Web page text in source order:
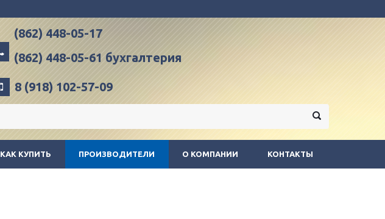
(862) 448-05-17
(862) 448-05-61 бухгалтерия
8 (918) 102-57-09
КАК КУПИТЬ ПРОИЗВОДИТЕЛИ О КОМПАНИИ КОНТАКТЫ